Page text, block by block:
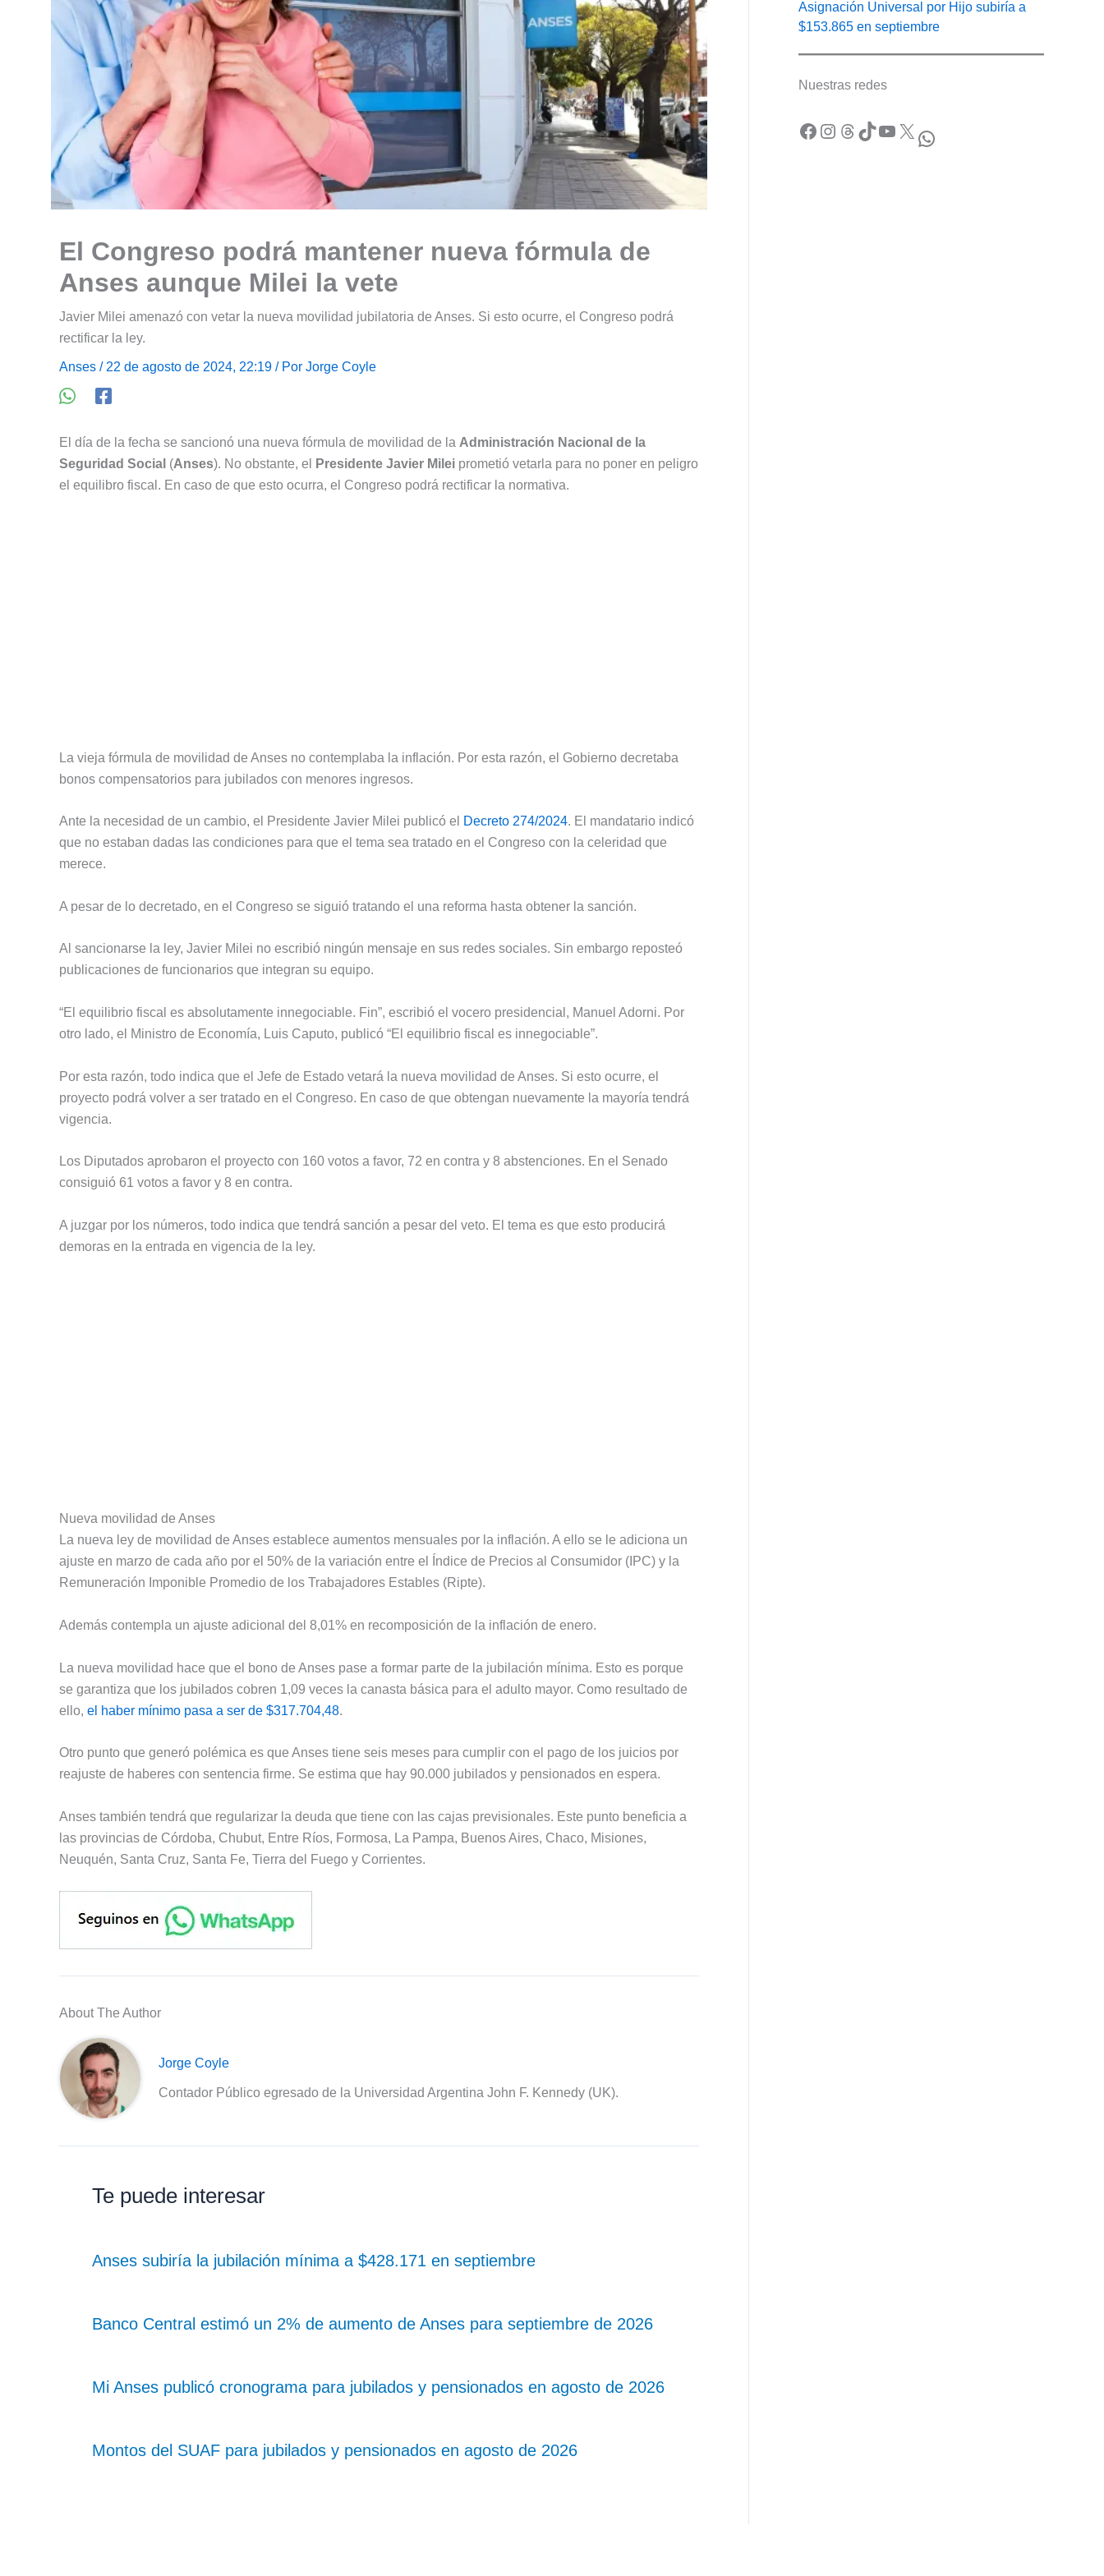
El Congreso podrá mantener nueva fórmula de
Anses aunque Milei la vete
Javier Milei amenazó con vetar la nueva movilidad jubilatoria de Anses. Si esto ocurre, el Congreso podrá
rectificar la ley.
Anses / 22 de agosto de 2024, 22:19 / Por Jorge Coyle
El día de la fecha se sancionó una nueva fórmula de movilidad de la Administración Nacional de la
Seguridad Social (Anses). No obstante, el Presidente Javier Milei prometió vetarla para no poner en peligro
el equilibro fiscal. En caso de que esto ocurra, el Congreso podrá rectificar la normativa.
La vieja fórmula de movilidad de Anses no contemplaba la inflación. Por esta razón, el Gobierno decretaba
bonos compensatorios para jubilados con menores ingresos.
Ante la necesidad de un cambio, el Presidente Javier Milei publicó el Decreto 274/2024. El mandatario indicó
que no estaban dadas las condiciones para que el tema sea tratado en el Congreso con la celeridad que
merece.
A pesar de lo decretado, en el Congreso se siguió tratando el una reforma hasta obtener la sanción.
Al sancionarse la ley, Javier Milei no escribió ningún mensaje en sus redes sociales. Sin embargo reposteó
publicaciones de funcionarios que integran su equipo.
“El equilibrio fiscal es absolutamente innegociable. Fin”, escribió el vocero presidencial, Manuel Adorni. Por
otro lado, el Ministro de Economía, Luis Caputo, publicó “El equilibrio fiscal es innegociable”.
Por esta razón, todo indica que el Jefe de Estado vetará la nueva movilidad de Anses. Si esto ocurre, el
proyecto podrá volver a ser tratado en el Congreso. En caso de que obtengan nuevamente la mayoría tendrá
vigencia.
Los Diputados aprobaron el proyecto con 160 votos a favor, 72 en contra y 8 abstenciones. En el Senado
consiguió 61 votos a favor y 8 en contra.
A juzgar por los números, todo indica que tendrá sanción a pesar del veto. El tema es que esto producirá
demoras en la entrada en vigencia de la ley.
Nueva movilidad de Anses
La nueva ley de movilidad de Anses establece aumentos mensuales por la inflación. A ello se le adiciona un
ajuste en marzo de cada año por el 50% de la variación entre el Índice de Precios al Consumidor (IPC) y la
Remuneración Imponible Promedio de los Trabajadores Estables (Ripte).
Además contempla un ajuste adicional del 8,01% en recomposición de la inflación de enero.
La nueva movilidad hace que el bono de Anses pase a formar parte de la jubilación mínima. Esto es porque
se garantiza que los jubilados cobren 1,09 veces la canasta básica para el adulto mayor. Como resultado de
ello, el haber mínimo pasa a ser de $317.704,48.
Otro punto que generó polémica es que Anses tiene seis meses para cumplir con el pago de los juicios por
reajuste de haberes con sentencia firme. Se estima que hay 90.000 jubilados y pensionados en espera.
Anses también tendrá que regularizar la deuda que tiene con las cajas previsionales. Este punto beneficia a
las provincias de Córdoba, Chubut, Entre Ríos, Formosa, La Pampa, Buenos Aires, Chaco, Misiones,
Neuquén, Santa Cruz, Santa Fe, Tierra del Fuego y Corrientes.
About The Author
Jorge Coyle
Contador Público egresado de la Universidad Argentina John F. Kennedy (UK).
Te puede interesar
Anses subiría la jubilación mínima a $428.171 en septiembre
Banco Central estimó un 2% de aumento de Anses para septiembre de 2026
Mi Anses publicó cronograma para jubilados y pensionados en agosto de 2026
Montos del SUAF para jubilados y pensionados en agosto de 2026
Asignación Universal por Hijo subiría a
$153.865 en septiembre
Nuestras redes
Facebook Instagram Threads TikTok YouTube X WhatsApp